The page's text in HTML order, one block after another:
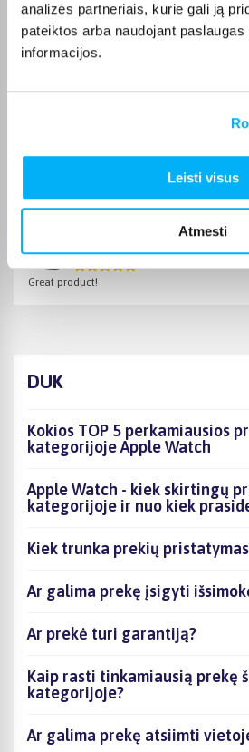
analizės partneriais, kurie gali ją
pateiktos arba naudojant
informacijos.
Leisti visus
Atmesti
Pasirinkę tinkamą prekę iš Apple
rinktis patogiausią gavimo būdą:
pristatymą per kurjerį arba, jei prekė
Pirkėjų atsiliepimai
Patvirtintas pirkėjas
Great product!
DUK
Kokios TOP 5 perkamiausios
kategorijoje Apple Watch
Apple Watch - kiek skirtingų
kategorijoje ir nuo kiek
Kiek trunka prekių
Ar galima prekę įsigyti
Ar prekė turi garantiją?
Kaip rasti tinkamiausią prekę
kategorijoje?
Ar galima prekę atsiimti